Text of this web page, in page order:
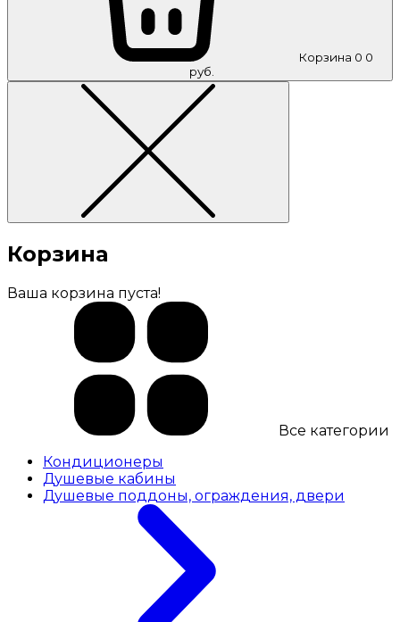
Корзина 0 0
руб.
Корзина
Ваша корзина пуста!
Все категории
Кондиционеры
Душевые кабины
Душевые поддоны, ограждения, двери